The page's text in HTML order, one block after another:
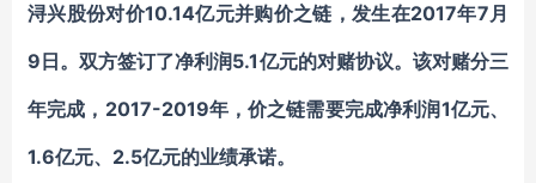
浔兴股份对价10.14亿元并购价之链，发生在2017年7月
9日。双方签订了净利润5.1亿元的对赌协议。该对赌分三
年完成，2017-2019年，价之链需要完成净利润1亿元、
1.6亿元、2.5亿元的业绩承诺。